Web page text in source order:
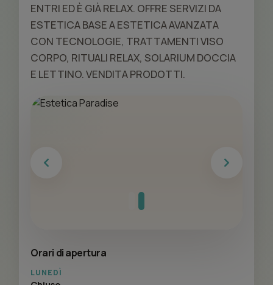
ENTRI ED È GIÀ RELAX. OFFRE SERVIZI DA
ESTETICA BASE A ESTETICA AVANZATA
CON TECNOLOGIE, TRATTAMENTI VISO
CORPO, RITUALI RELAX, SOLARIUM DOCCIA
E LETTINO. VENDITA PRODOTTI.
Previous Next
Orari di apertura
LUNEDÌ